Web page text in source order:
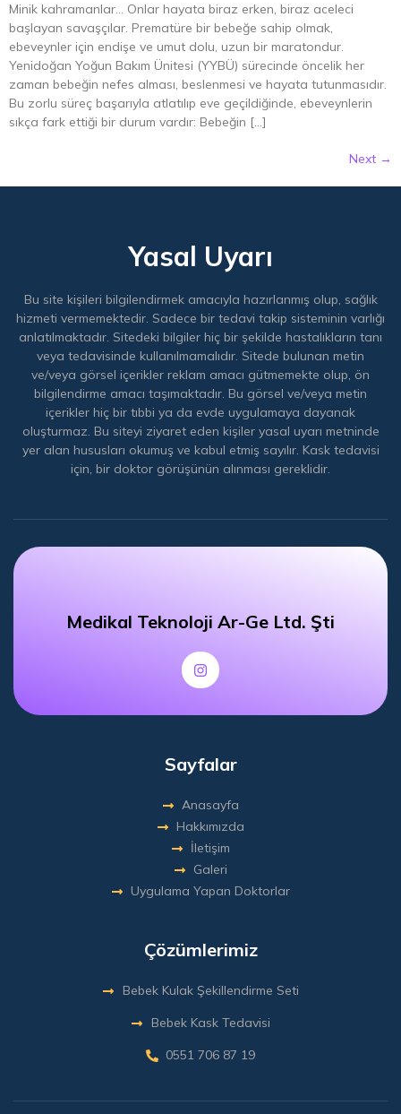
Minik kahramanlar… Onlar hayata biraz erken, biraz aceleci
başlayan savaşçılar. Prematüre bir bebeğe sahip olmak,
ebeveynler için endişe ve umut dolu, uzun bir maratondur.
Yenidoğan Yoğun Bakım Ünitesi (YYBÜ) sürecinde öncelik her
zaman bebeğin nefes alması, beslenmesi ve hayata tutunmasıdır.
Bu zorlu süreç başarıyla atlatılıp eve geçildiğinde, ebeveynlerin
sıkça fark ettiği bir durum vardır: Bebeğin […]
Next →
Yasal Uyarı
Bu site kişileri bilgilendirmek amacıyla hazırlanmış olup, sağlık
hizmeti vermemektedir. Sadece bir tedavi takip sisteminin varlığı
anlatılmaktadır. Sitedeki bilgiler hiç bir şekilde hastalıkların tanı
veya tedavisinde kullanılmamalıdır. Sitede bulunan metin
ve/veya görsel içerikler reklam amacı gütmemekte olup, ön
bilgilendirme amacı taşımaktadır. Bu görsel ve/veya metin
içerikler hiç bir tıbbi ya da evde uygulamaya dayanak
oluşturmaz. Bu siteyi ziyaret eden kişiler yasal uyarı metninde
yer alan hususları okumuş ve kabul etmiş sayılır. Kask tedavisi
için, bir doktor görüşünün alınması gereklidir.
Medikal Teknoloji Ar-Ge Ltd. Şti
Sayfalar
Anasayfa
Hakkımızda
İletişim
Galeri
Uygulama Yapan Doktorlar
Çözümlerimiz
Bebek Kulak Şekillendirme Seti
Bebek Kask Tedavisi
0551 706 87 19